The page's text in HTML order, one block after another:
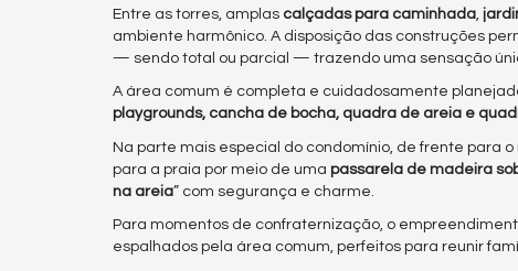
Entre as torres, amplas calçadas para caminhada,
ambiente harmônico. A disposição das construções
— sendo total ou parcial — trazendo uma sensação
A área comum é completa e cuidadosamente
playgrounds, cancha de bocha, quadra de areia e
Na parte mais especial do condomínio, de frente para
para a praia por meio de uma passarela de madeira
na areia” com segurança e charme.
Para momentos de confraternização, o
espalhados pela área comum, perfeitos para reunir